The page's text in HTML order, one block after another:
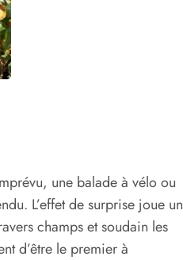
une balade à vélo ou
L’effet de surprise joue un
champs et soudain les
d’être le premier à